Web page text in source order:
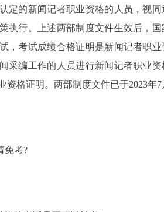
定的新闻记者职业资格的人员，视
执行。上述两部制度文件生效后，
，考试成绩合格证明是新闻记者职
采编工作的人员进行新闻记者职业
资格证明。两部制度文件已于2023年
免考?